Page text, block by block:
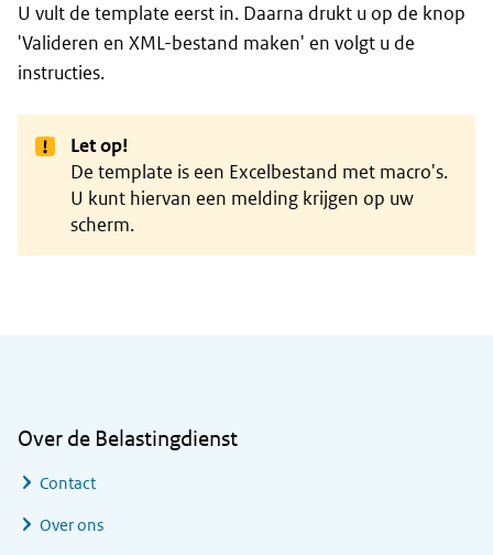
U vult de template eerst in. Daarna drukt u op de knop
'Valideren en XML-bestand maken' en volgt u de
instructies.
Let op!
De template is een Excelbestand met macro's.
U kunt hiervan een melding krijgen op uw
scherm.
Over de Belastingdienst
Contact
Over ons